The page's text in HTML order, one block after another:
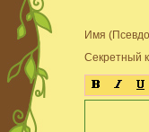
Имя
Секретный